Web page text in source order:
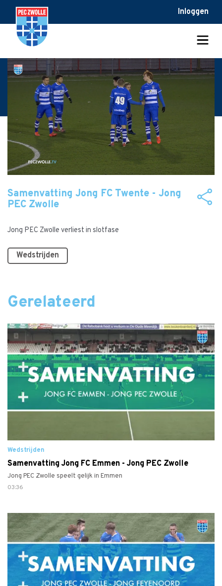
Inloggen
Samenvatting Jong FC Twente - Jong
PEC Zwolle
Jong PEC Zwolle verliest in slotfase
Wedstrijden
Gerelateerd
Wedstrijden
Samenvatting Jong FC Emmen - Jong PEC Zwolle
Jong PEC Zwolle speelt gelijk in Emmen
03:36